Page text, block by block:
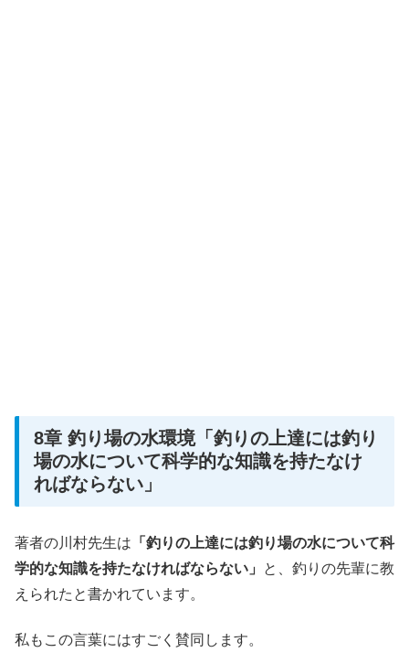
8章 釣り場の水環境「釣りの上達には釣り
場の水について科学的な知識を持たなけ
ればならない」
著者の川村先生は 「釣りの上達には釣り場の水について科
学的な知識を持たなければならない」
と、釣りの先輩に教
えられたと書かれています。
私もこの言葉にはすごく賛同します。